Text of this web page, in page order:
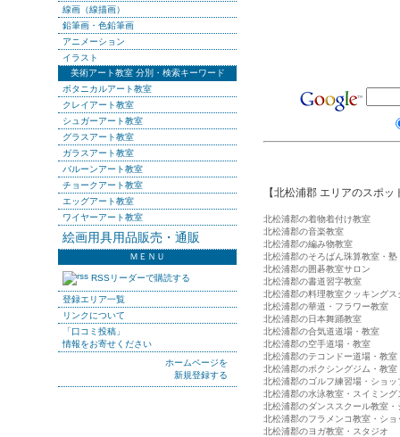
【北松浦郡 エリアのスポッ
北松浦郡の着物着付け教室
北松浦郡の音楽教室
北松浦郡の編み物教室
北松浦郡のそろばん珠算教室・塾
北松浦郡の囲碁教室サロン
北松浦郡の書道習字教室
北松浦郡の料理教室クッキングス
北松浦郡の華道・フラワー教室
北松浦郡の日本舞踊教室
北松浦郡の合気道道場・教室
北松浦郡の空手道場・教室
北松浦郡のテコンドー道場・教室
北松浦郡のボクシングジム・教室
北松浦郡のゴルフ練習場・ショッ
北松浦郡の水泳教室・スイミング
北松浦郡のダンススクール教室・
北松浦郡のフラメンコ教室・ショ
北松浦郡のヨガ教室・スタジオ
線画（線描画）
鉛筆画・色鉛筆画
アニメーション
イラスト
美術アート教室 分別・検索キーワード
ボタニカルアート教室
クレイアート教室
シュガーアート教室
グラスアート教室
ガラスアート教室
バルーンアート教室
チョークアート教室
エッグアート教室
ワイヤーアート教室
絵画用具用品販売・通販
ＭＥＮＵ
RSSリーダーで購読する
登録エリア一覧
リンクについて
「口コミ投稿」
情報をお寄せください
ホームページを
新規登録する